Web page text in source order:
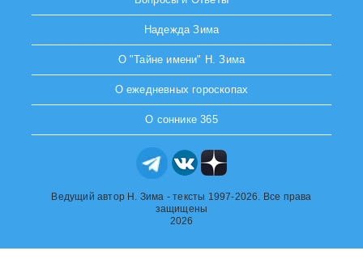
Надежда Зима
О "Тайне имени" Н. Зима
О ежедневных гороскопах
О соннике 365
Ведущий автор Н. Зима - тексты 1997-2026. Все права
защищены
2026